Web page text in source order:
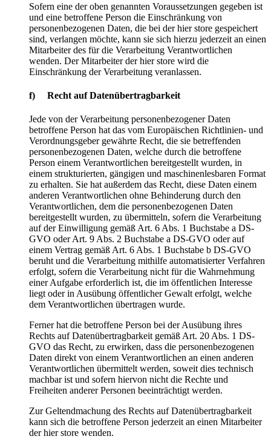
Sofern eine der oben genannten Voraussetzungen gegeben ist
und eine betroffene Person die Einschränkung von
personenbezogenen Daten, die bei der hier store gespeichert
sind, verlangen möchte, kann sie sich hierzu jederzeit an einen
Mitarbeiter des für die Verarbeitung Verantwortlichen
wenden. Der Mitarbeiter der hier store wird die
Einschränkung der Verarbeitung veranlassen.
f) Recht auf Datenübertragbarkeit
Jede von der Verarbeitung personenbezogener Daten
betroffene Person hat das vom Europäischen Richtlinien- und
Verordnungsgeber gewährte Recht, die sie betreffenden
personenbezogenen Daten, welche durch die betroffene
Person einem Verantwortlichen bereitgestellt wurden, in
einem strukturierten, gängigen und maschinenlesbaren Format
zu erhalten. Sie hat außerdem das Recht, diese Daten einem
anderen Verantwortlichen ohne Behinderung durch den
Verantwortlichen, dem die personenbezogenen Daten
bereitgestellt wurden, zu übermitteln, sofern die Verarbeitung
auf der Einwilligung gemäß Art. 6 Abs. 1 Buchstabe a DS-
GVO oder Art. 9 Abs. 2 Buchstabe a DS-GVO oder auf
einem Vertrag gemäß Art. 6 Abs. 1 Buchstabe b DS-GVO
beruht und die Verarbeitung mithilfe automatisierter Verfahren
erfolgt, sofern die Verarbeitung nicht für die Wahrnehmung
einer Aufgabe erforderlich ist, die im öffentlichen Interesse
liegt oder in Ausübung öffentlicher Gewalt erfolgt, welche
dem Verantwortlichen übertragen wurde.
Ferner hat die betroffene Person bei der Ausübung ihres
Rechts auf Datenübertragbarkeit gemäß Art. 20 Abs. 1 DS-
GVO das Recht, zu erwirken, dass die personenbezogenen
Daten direkt von einem Verantwortlichen an einen anderen
Verantwortlichen übermittelt werden, soweit dies technisch
machbar ist und sofern hiervon nicht die Rechte und
Freiheiten anderer Personen beeinträchtigt werden.
Zur Geltendmachung des Rechts auf Datenübertragbarkeit
kann sich die betroffene Person jederzeit an einen Mitarbeiter
der hier store wenden.